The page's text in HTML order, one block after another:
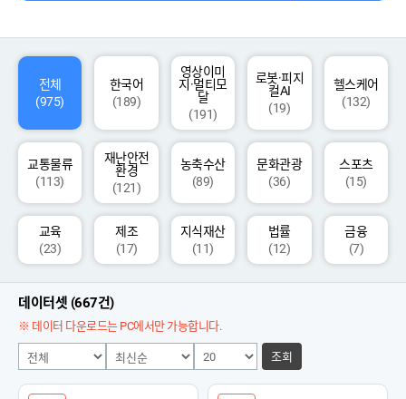
AI 개발지원
고객지원
전체
(975)
한국어
(189)
영상이미
지·멀티모
달
(191)
로봇·피지
컬AI
(19)
헬스케어
(132)
교통물류
(113)
재난안전
환경
(121)
농축수산
(89)
문화관광
(36)
스포츠
(15)
교육
(23)
제조
(17)
지식재산
(11)
법률
(12)
금융
(7)
데이터셋 (667건)
※ 데이터 다운로드는 PC에서만 가능합니다.
조회